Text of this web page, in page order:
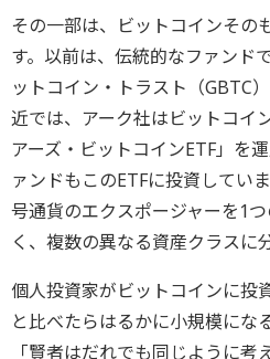
その一部は、ビットコインその
す。以前は、伝統的なファンド
ットコイン・トラスト（GBTC
近では、アーク社はビットコイ
アーズ・ビットコインETF」を
ァンドもこのETFに投資してい
号通貨のエクスポージャーを1
く、複数の異なる資産クラスに
個人投資家がビットコインに投
と比べたらはるかに小規模にな
「賢者はだれでも同じように